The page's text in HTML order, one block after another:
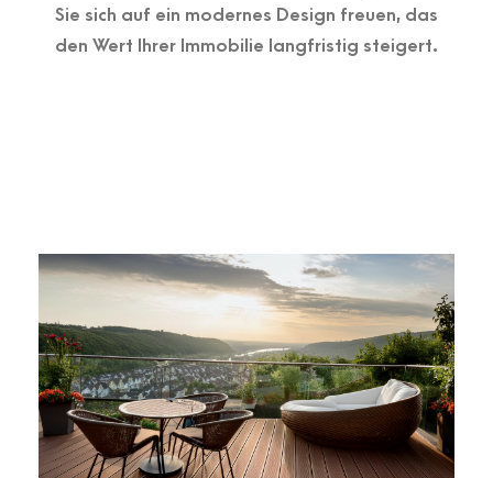
Sie sich auf ein modernes Design freuen, das
den Wert Ihrer Immobilie langfristig steigert.